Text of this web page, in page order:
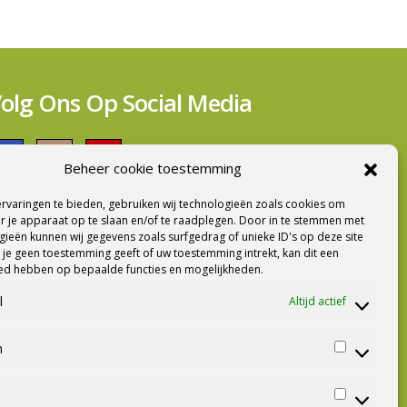
Beheer cookie toestemming
te bieden, gebruiken wij technologieën zoals cookies om
je apparaat op te slaan en/of te raadplegen. Door in te stemmen met
kunnen wij gegevens zoals surfgedrag of unieke ID's op deze site
je geen toestemming geeft of uw toestemming intrekt, kan dit een
hebben op bepaalde functies en mogelijkheden.
Altijd actief
Marketing
Ons Op Social Media
Ontvangen?